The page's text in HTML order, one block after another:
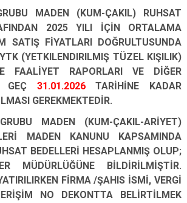
MADEN (KUM-ÇAKIL) RUHSAT
2025 YILI İÇİN ORTALAMA
SATIŞ FİYATLARI DOĞRULTUSUNDA
(YETKILENDIRILMIŞ TÜZEL KIŞILIK)
FAALİYET RAPORLARI VE DİĞER
GEÇ 31.01.2026TARİHİNE KADAR
GEREKMEKTEDİR.
MADEN (KUM-ÇAKIL-ARİYET)
MADEN KANUNU KAPSAMINDA
BEDELLERİ HESAPLANMIŞ OLUP;
MÜDÜRLÜĞÜNE BİLDİRİLMİŞTİR.
FİRMA /ŞAHIS İSMİ, VERGİ
NO DEKONTTA BELİRTİLMEK